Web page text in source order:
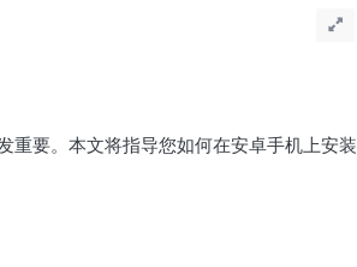
重要。本文将指导您如何在安卓手机上安装